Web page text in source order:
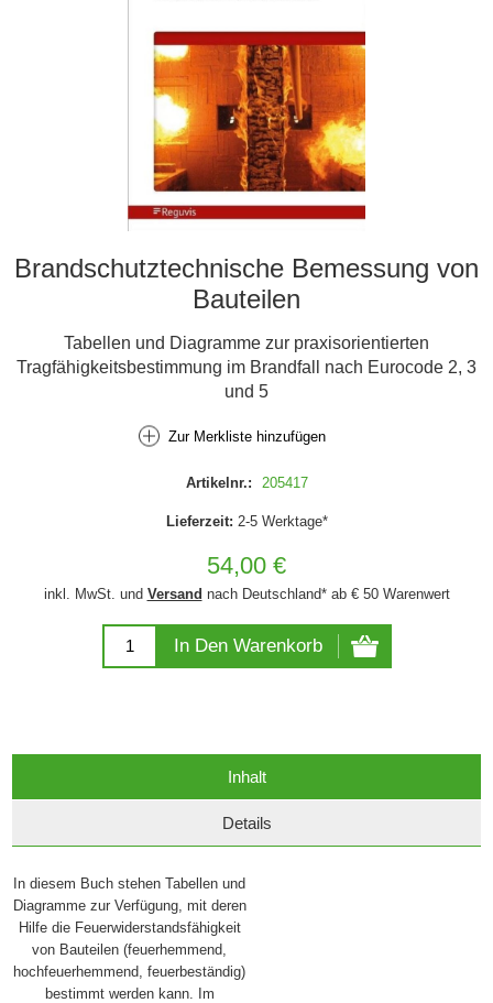
Brandschutztechnische Bemessung von
Bauteilen
Tabellen und Diagramme zur praxisorientierten
Tragfähigkeitsbestimmung im Brandfall nach Eurocode 2, 3
und 5
Zur Merkliste hinzufügen
Artikelnr.: 205417
Lieferzeit: 2-5 Werktage*
54,00 €
inkl. MwSt. und Versand nach Deutschland* ab € 50 Warenwert
In Den Warenkorb
Inhalt
Details
In diesem Buch stehen Tabellen und
Diagramme zur Verfügung, mit deren
Hilfe die Feuerwiderstandsfähigkeit
von Bauteilen (feuerhemmend,
hochfeuerhemmend, feuerbeständig)
bestimmt werden kann. Im